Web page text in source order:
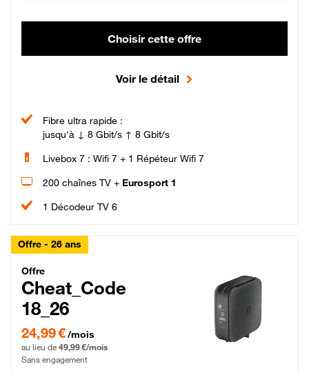
Choisir cette offre
Voir le détail
Fibre ultra rapide :
jusqu'à ↓ 8 Gbit/s ↑ 8 Gbit/s
Livebox 7 : Wifi 7 + 1 Répéteur Wifi 7
200 chaînes TV + Eurosport 1
1 Décodeur TV 6
Offre - 26 ans
Cheat_Code Fibre_18_26
Offre
Cheat_Code
18_26
24,99 € par mois pendant 0 mois puis 49,99 € par mois, Sans engagement
24,99 €/mois
au lieu de 49,99 €/mois
Sans engagement